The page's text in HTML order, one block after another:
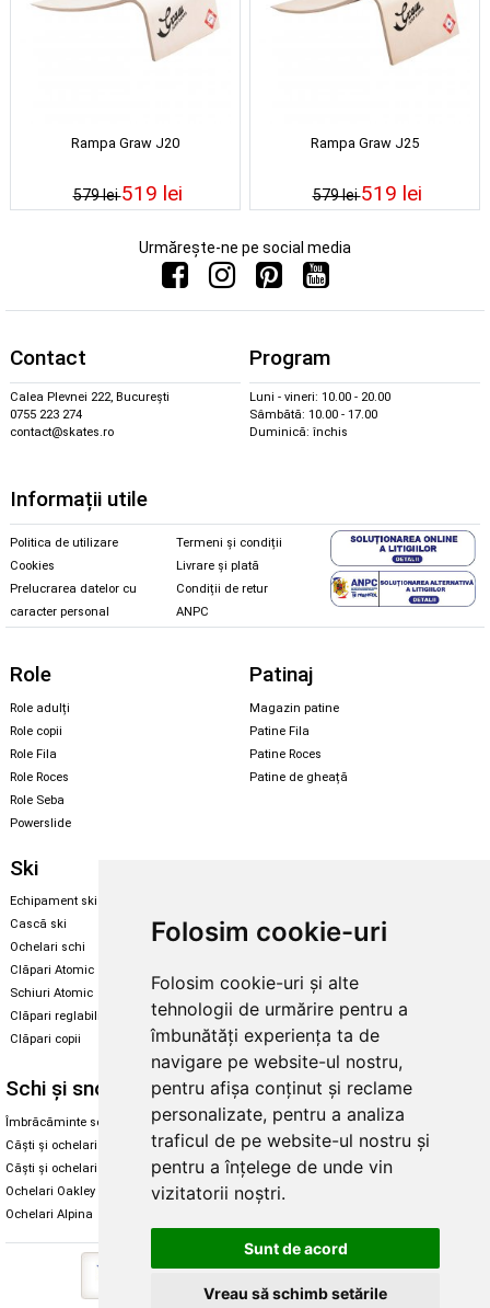
Folosim cookie-uri
Folosim cookie-uri și alte
tehnologii de urmărire pentru a
îmbunătăți experiența ta de
navigare pe website-ul nostru,
pentru afișa conținut și reclame
personalizate, pentru a analiza
traficul de pe website-ul nostru și
pentru a înțelege de unde vin
vizitatorii noștri.
Sunt de acord
Vreau să schimb setările
Rampa Graw J20
579 lei519 lei
Rampa Graw J25
579 lei519 lei
Urmărește-ne pe social media
Contact
Calea Plevnei 222, București
0755 223 274
contact@skates.ro
Program
Luni - vineri: 10.00 - 20.00
Sâmbătă: 10.00 - 17.00
Duminică: închis
Informații utile
Politica de utilizare
Cookies
Prelucrarea datelor cu
caracter personal
Termeni și condiții
Livrare și plată
Condiții de retur
ANPC
Role
Role adulți
Role copii
Role Fila
Role Roces
Role Seba
Powerslide
Patinaj
Magazin patine
Patine Fila
Patine Roces
Patine de gheață
Ski
Echipament ski
Cască ski
Ochelari schi
Clăpari Atomic
Schiuri Atomic
Clăpari reglabili
Clăpari copii
Echipament snowboard
Skate & longboard
Santa Cruz
Enuff Skateboards
Schi și snowboard
Îmbrăcăminte schi și snowboard
Căști și ochelari de iarnă
Căști și ochelari Alpina
Ochelari Oakley
Ochelari Alpina
Diverse
Cum aleg rolele
Cum aleg ochelarii
Ochelari de soare Oakley
Ochelari de soare Alpina